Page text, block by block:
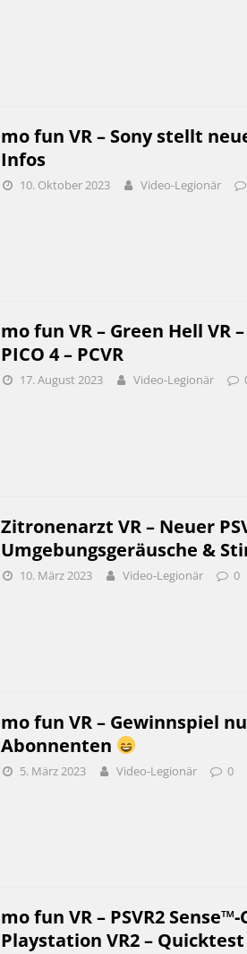
mo fun VR – Sony stellt
Infos
10. Oktober 2023 Video-Legionär
mo fun VR – Green Hell VR
PICO 4 – PCVR
17. August 2023 Video-Legionär
Zitronenarzt VR – Neuer
Umgebungsgeräusche &
10. März 2023 Video-Legionär 0
mo fun VR – Gewinnspiel
Abonnenten
5. März 2023 Video-Legionär 0
mo fun VR – PSVR2
Playstation VR2 – Quicktest